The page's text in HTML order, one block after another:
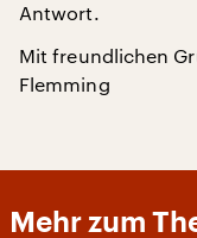
Antwort.
Mit freundlichen
Flemming
Mehr zum